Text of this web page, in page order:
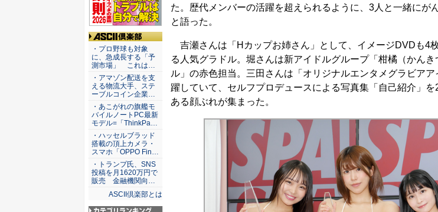
た。歴代メンバーの活躍を超えられるように、3人と一緒にが
と語った。
吉瀬さんは「Hカップお姉さん」として、イメージDVDも4
る人気グラドル。堀さんは新アイドルグループ「柑橘（かん
ル」の赤色担当。三田さんは「オリジナルエンタメグラビア
躍していて、セルフプロデュースによる写真集「自己紹介」
ある顔ぶれが集まった。
ASCII倶楽部
・プロ野球も対象
に、急成長する「予
測市場」 これは…
・アマゾン配送を支
える物流大手、ステ
ーブルコイン企業…
・あこがれの旗艦モ
バイルノートPC最新
モデル=「ThinkPa…
・ハッセルブラッド
搭載の頂上カメラ・
スマホ「OPPO Fin…
・トランプ氏、SNS
投稿を月1620万円で
販売 金融機関向…
ASCII倶楽部とは